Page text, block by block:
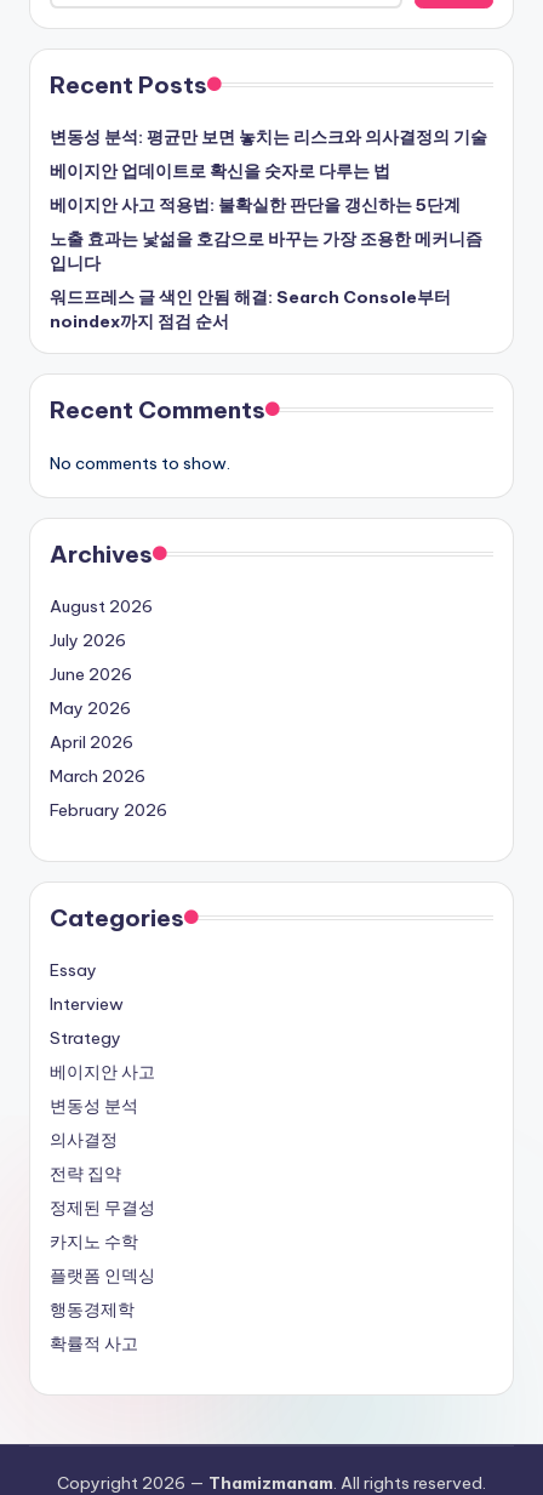
Recent Posts
변동성 분석: 평균만 보면 놓치는 리스크와 의사결정의 기술
베이지안 업데이트로 확신을 숫자로 다루는 법
베이지안 사고 적용법: 불확실한 판단을 갱신하는 5단계
노출 효과는 낯섦을 호감으로 바꾸는 가장 조용한 메커니즘
입니다
워드프레스 글 색인 안됨 해결: Search Console부터
noindex까지 점검 순서
Recent Comments
No comments to show.
Archives
August 2026
July 2026
June 2026
May 2026
April 2026
March 2026
February 2026
Categories
Essay
Interview
Strategy
베이지안 사고
변동성 분석
의사결정
전략 집약
정제된 무결성
카지노 수학
플랫폼 인덱싱
행동경제학
확률적 사고
Copyright 2026 — Thamizmanam. All rights reserved.